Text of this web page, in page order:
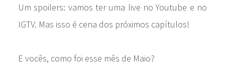
Um spoilers: vamos ter uma live no Youtube e no
IGTV. Mas isso é cena dos próximos capítulos!
E vocês, como foi esse mês de Maio?